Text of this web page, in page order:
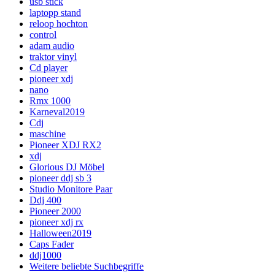
laptopp stand
reloop hochton
control
adam audio
traktor vinyl
Cd player
pioneer xdj
nano
Rmx 1000
Karneval2019
Cdj
maschine
Pioneer XDJ RX2
xdj
Glorious DJ Möbel
pioneer ddj sb 3
Studio Monitore Paar
Ddj 400
Pioneer 2000
pioneer xdj rx
Halloween2019
Caps Fader
ddj1000
Weitere beliebte Suchbegriffe